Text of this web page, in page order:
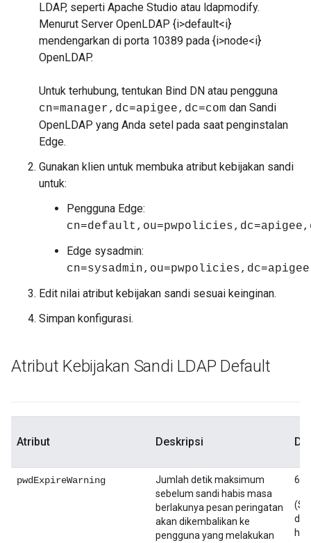
LDAP, seperti Apache Studio atau ldapmodify.
Menurut Server OpenLDAP {i>default<i}
mendengarkan di porta 10389 pada {i>node<i}
OpenLDAP.
Untuk terhubung, tentukan Bind DN atau pengguna
cn=manager,dc=apigee,dc=com dan Sandi
OpenLDAP yang Anda setel pada saat penginstalan
Edge.
Gunakan klien untuk membuka atribut kebijakan sandi
untuk:
Pengguna Edge:
Edge sysadmin:
Edit nilai atribut kebijakan sandi sesuai keinginan.
Simpan konfigurasi.
Atribut Kebijakan Sandi LDAP Default
Atribut Deskripsi
pwdExpireWarning
Jumlah detik maksimum
sebelum sandi habis masa
berlakunya pesan peringatan
akan dikembalikan ke
pengguna yang melakukan